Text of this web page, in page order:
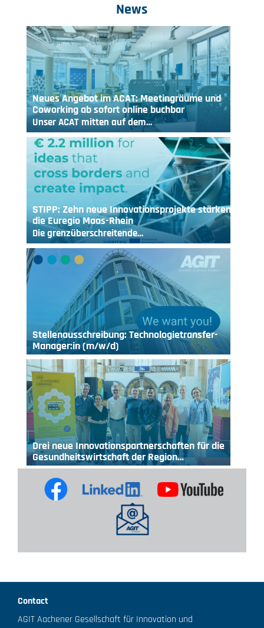
News
Neues Angebot im ACAT: Meetingräume und
Coworking ab sofort online buchbar
Unser ACAT mitten auf dem…
STIPP: Zehn neue Innovationsprojekte stärken
die Euregio Maas-Rhein
Die grenzüberschreitende…
Stellenausschreibung: Technologietransfer-
Manager:in (m/w/d)
Drei neue Innovationspartnerschaften für die
Gesundheitswirtschaft der Region…
Contact
AGIT Aachener Gesellschaft für Innovation und